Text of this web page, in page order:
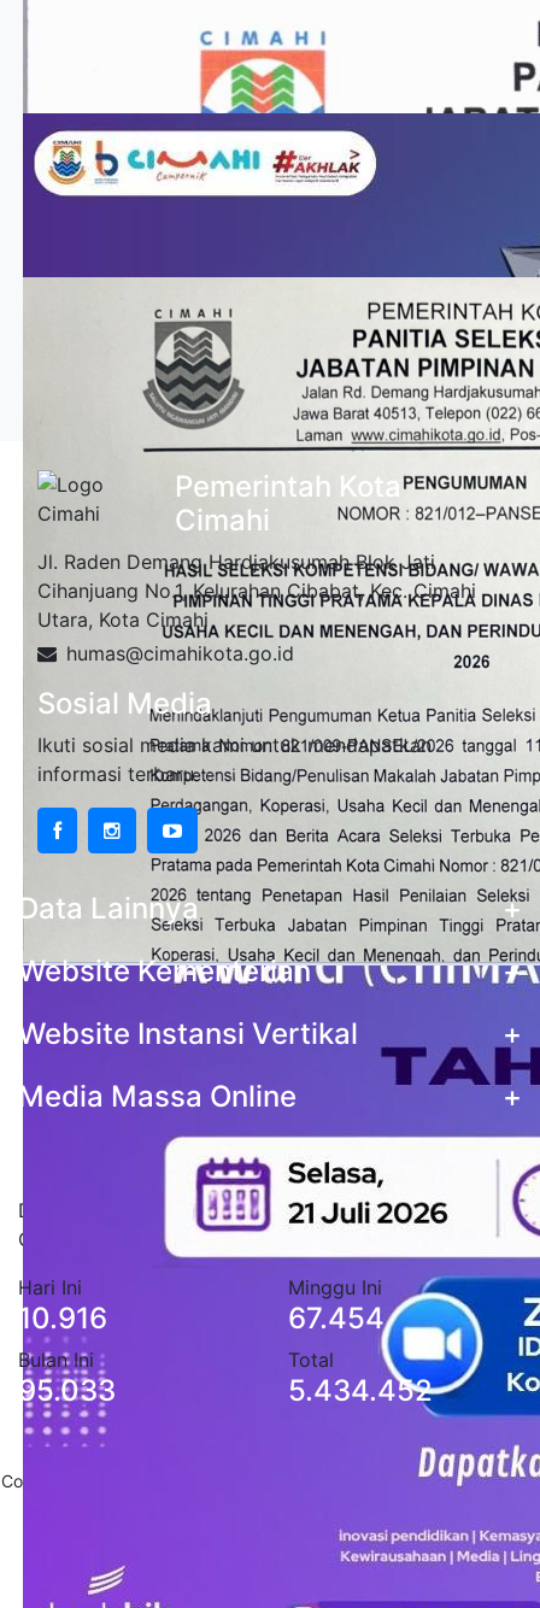
Pemerintah Kota
Cimahi
Jl. Raden Demang Hardjakusumah Blok Jati
Cihanjuang No.1, Kelurahan Cibabat, Kec. Cimahi
Utara, Kota Cimahi
humas@cimahikota.go.id
Sosial Media
Ikuti sosial media kami untuk mendapatkan
informasi terbaru
Data Lainnya
+
Website Kementerian
+
Website Instansi Vertikal
+
Media Massa Online
+
Statistik Pengunjung
Data stastistik pengunjung situs Pemerintah Kota
Cimahi
Hari Ini
10.916
Minggu Ini
67.454
Bulan Ini
95.033
Total
5.434.452
Copyright 2020 . All Rights Reserved